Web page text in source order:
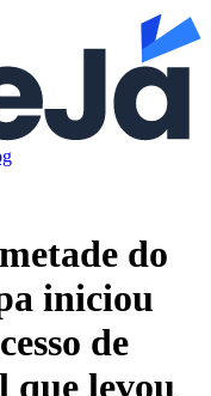
do
iniciou
de
que levou